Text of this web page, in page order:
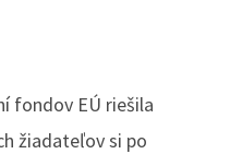
fondov EÚ riešila
žiadateľov si po